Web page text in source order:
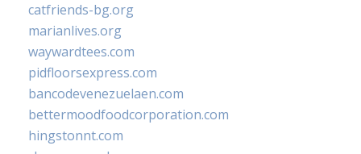
catfriends-bg.org
marianlives.org
waywardtees.com
pidfloorsexpress.com
bancodevenezuelaen.com
bettermoodfoodcorporation.com
hingstonnt.com